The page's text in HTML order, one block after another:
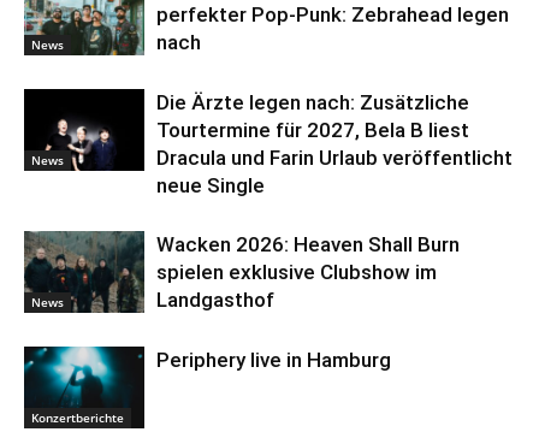
News
perfekter Pop-Punk: Zebrahead legen
nach
News
Die Ärzte legen nach: Zusätzliche
Tourtermine für 2027, Bela B liest
Dracula und Farin Urlaub veröffentlicht
neue Single
News
Wacken 2026: Heaven Shall Burn
spielen exklusive Clubshow im
Landgasthof
Konzertberichte
Periphery live in Hamburg